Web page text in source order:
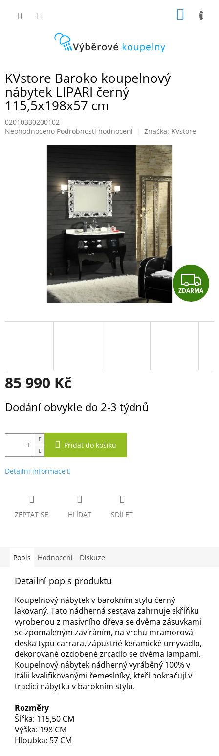
KVstore Baroko koupelnový
nábytek LIPARI černý
115,5x198x57 cm
02010330200102
Průměrné
Neohodnoceno Podrobnosti hodnocení Značka: KVstore
Z
D
A
ZDARMA
85 990 Kč
cena:
Dodání obvykle do 2-3 týdnů
Přidat do košíku
Detailní informace
ZEPTAT SE HLÍDAT SDÍLET
Popis Hodnocení Diskuze
Detailní popis produktu
Koupelnový nábytek v barokním stylu černý
lakovaný. Tato nádherná sestava zahrnuje skříňku
vyrobenou z masivního dřeva se dvěma zásuvkami
se zpomaleným zavíráním, na vrchu mramorová
deska typu carrara, zápustné keramické umyvadlo,
dekorované ozdobené zrcadlo se dvěma lampami.
Koupelnový nábytek nádherný vyráběný 100% v
Itálii kvalifikovanými řemeslníky, kteří pokračují v
tradici nábytku v barokním stylu.
Rozměry
Šířka: 115,50 CM
Výška: 198 CM
Hloubka: 57 CM